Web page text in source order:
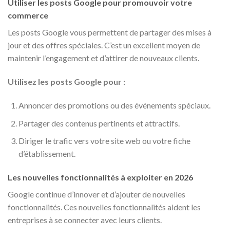
Utiliser les posts Google pour promouvoir votre
commerce
Les posts Google vous permettent de partager des mises à
jour et des offres spéciales. C’est un excellent moyen de
maintenir l’engagement et d’attirer de nouveaux clients.
Utilisez les posts Google pour :
Annoncer des promotions ou des événements spéciaux.
Partager des contenus pertinents et attractifs.
Diriger le trafic vers votre site web ou votre fiche
d’établissement.
Les nouvelles fonctionnalités à exploiter en 2026
Google continue d’innover et d’ajouter de nouvelles
fonctionnalités. Ces nouvelles fonctionnalités aident les
entreprises à se connecter avec leurs clients.